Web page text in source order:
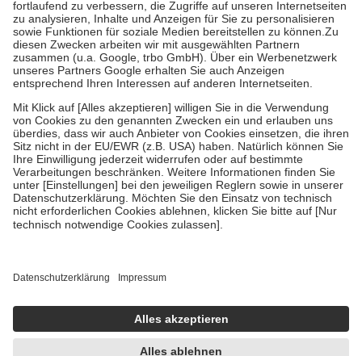
Diese Regeln gelten grundsätzlich auch für Online-Apotheken.
Bei Heilmitteln und häuslicher Krankenpflege beträgt die
Zuzahlung zehn Prozent der Kosten sowie zehn Euro je
Verordnung.
Um das Engagement der Versicherten für ihre eigene Gesundheit zu
stärken und die besondere Stellung der Familie zu unterstützen,
fallenkeine Zuzahlungenan bei:
• Kindern und Jugendlichen bis zum vollendeten 18. Lebensjahr
mit Ausnahme der Fahrkosten
• Untersuchungen zur Vorsorge und Früherkennung, die von der
GKV getragen werden
• empfohlenen Schutzimpfungen
• Harn- und Blutteststreifen
getroffen, um sicherzustellen, dass es sich um echte Bewertungen
https://help.etrusted.com/hc/de/articles/4419944605341
Einige Bilder und Inhalte wurden unter Zuhilfenahme künstlicher